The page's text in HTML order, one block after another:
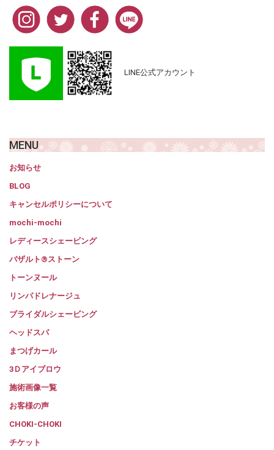
LINE公式アカウント
MENU
お知らせ
BLOG
キャンセルポリシーについて
mochi-mochi
レディースシェービング
バザルト®ストーン
トーンヌール
リンパドレナージュ
ブライダルシェービング
ヘッドスパ
まつげカール
3Ｄアイブロウ
施術画像一覧
お客様の声
CHOKI-CHOKI
チケット